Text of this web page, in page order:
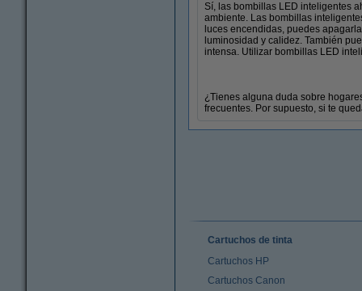
Sí, las bombillas LED inteligentes
ambiente. Las bombillas
luces encendidas, puedes
luminosidad y calidez. También
intensa. Utilizar bombillas LED
¿Tienes alguna duda sobre
frecuentes. Por supuesto, si te
Cartuchos de tinta
Cartuchos HP
Cartuchos Canon